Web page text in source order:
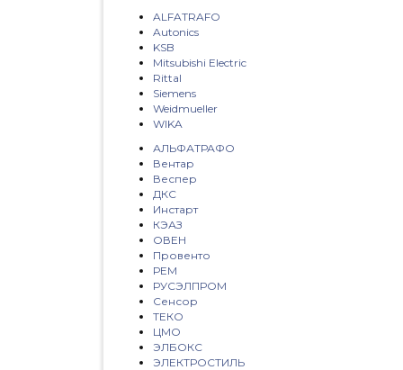
ALFATRAFO
Autonics
KSB
Mitsubishi Electric
Rittal
Siemens
Weidmueller
WIKA
АЛЬФАТРАФО
Вентар
Веспер
ДКС
Инстарт
КЭАЗ
ОВЕН
Провенто
РЕМ
РУСЭЛПРОМ
Сенсор
ТЕКО
ЦМО
ЭЛБОКС
ЭЛЕКТРОСТИЛЬ